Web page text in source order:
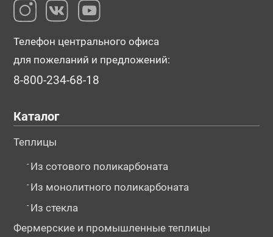
Телефон центрального офиса
для пожеланий и предложений:
8-800-234-68-18
Каталог
Теплицы
- Из сотового поликарбоната
- Из монолитного поликарбоната
- Из стекла
Фермерские и промышленные теплицы